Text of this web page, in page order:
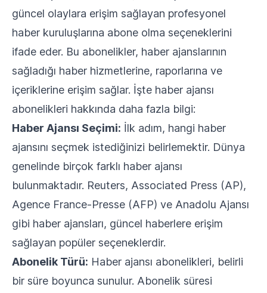
güncel olaylara erişim sağlayan profesyonel
haber kuruluşlarına abone olma seçeneklerini
ifade eder. Bu abonelikler, haber ajanslarının
sağladığı haber hizmetlerine, raporlarına ve
içeriklerine erişim sağlar. İşte haber ajansı
abonelikleri hakkında daha fazla bilgi:
Haber Ajansı Seçimi: İlk adım, hangi haber
ajansını seçmek istediğinizi belirlemektir. Dünya
genelinde birçok farklı haber ajansı
bulunmaktadır. Reuters, Associated Press (AP),
Agence France-Presse (AFP) ve Anadolu Ajansı
gibi haber ajansları, güncel haberlere erişim
sağlayan popüler seçeneklerdir.
Abonelik Türü: Haber ajansı abonelikleri, belirli
bir süre boyunca sunulur. Abonelik süresi